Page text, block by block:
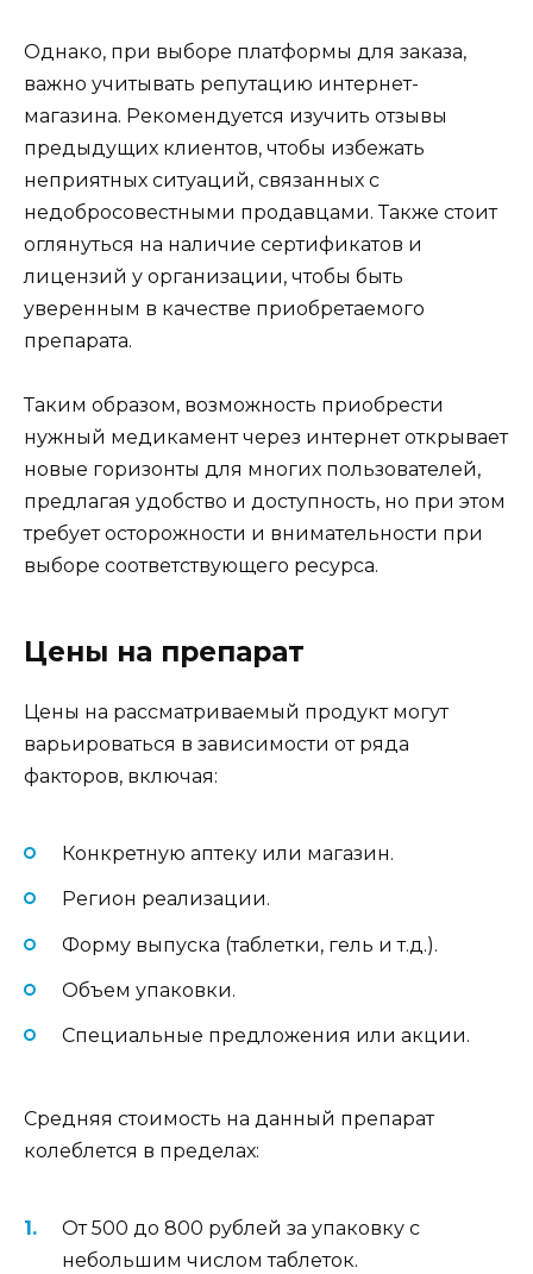
Однако, при выборе платформы для заказа,
важно учитывать репутацию интернет-
магазина. Рекомендуется изучить отзывы
предыдущих клиентов, чтобы избежать
неприятных ситуаций, связанных с
недобросовестными продавцами. Также стоит
оглянуться на наличие сертификатов и
лицензий у организации, чтобы быть
уверенным в качестве приобретаемого
препарата.
Таким образом, возможность приобрести
нужный медикамент через интернет открывает
новые горизонты для многих пользователей,
предлагая удобство и доступность, но при этом
требует осторожности и внимательности при
выборе соответствующего ресурса.
Цены на препарат
Цены на рассматриваемый продукт могут
варьироваться в зависимости от ряда
факторов, включая:
Конкретную аптеку или магазин.
Регион реализации.
Форму выпуска (таблетки, гель и т.д.).
Объем упаковки.
Специальные предложения или акции.
Средняя стоимость на данный препарат
колеблется в пределах:
От 500 до 800 рублей за упаковку с
небольшим числом таблеток.